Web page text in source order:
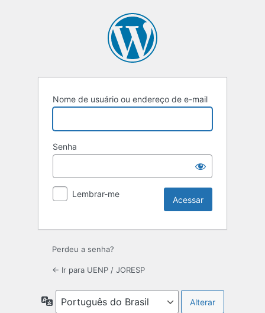
Nome de usuário ou endereço de e-mail
Senha
Lembrar-me
Perdeu a senha?
← Ir para UENP / JORESP
Idioma